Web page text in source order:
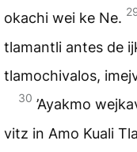
okachi wei ke Ne.
tlamantli antes de
tlamochivalos,
30 ’Ayakmo
vitz in Amo Kuali